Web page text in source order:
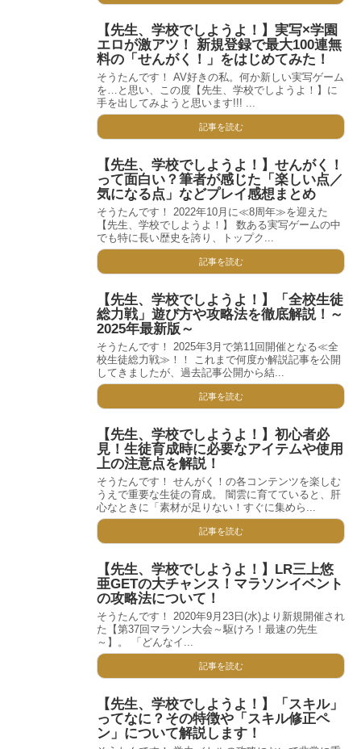
【先生、学校でしようよ！】実写×学園
エロが激アツ！ 新規登録で最大100連無
料の「せんがく！」をはじめてみた！
そうたんです！ AV好きの私。何か新しい実写ゲーム
を…と思い、この度【先生、学校でしようよ！】に
手を出してみようと思います!!! ...
記事を読む
【先生、学校でしようよ！】せんがく！
って面白い？筆者が感じた「楽しい点／
気になる点」などプレイ感想まとめ
そうたんです！ 2022年10月に≪8周年≫を迎えた
【先生、学校でしようよ！】 数ある実写ゲームの中
でも特に長い歴史を誇り、トップク...
記事を読む
【先生、学校でしようよ！】「全校生徒
総力戦」遊び方や攻略法を徹底解説！～
2025年最新版～
そうたんです！ 2025年3月で第11回開催となる≪全
校生徒総力戦≫！！ これまで何度か解説記事を公開
してきましたが、過去記事公開から結...
記事を読む
【先生、学校でしようよ！】初心者必
見！生徒育成時に必要なアイテムや使用
上の注意点を解説！
そうたんです！ せんがく！の各コンテンツを楽しむ
うえで重要な生徒の育成。 闇雲に育てていると、肝
心なときに「素材が足りない！すぐに集めら...
記事を読む
【先生、学校でしようよ！】LR三上悠
亜GETの大チャンス！マラソンイベント
の攻略法について！
そうたんです！ 2020年9月23日(水)より新規開催され
た【第37回マラソン大会～駆けろ！最速の先生
～】。 「どんなイ...
記事を読む
【先生、学校でしようよ！】「スキル」
ってなに？その特徴や「スキル修正ペ
ン」について解説します！